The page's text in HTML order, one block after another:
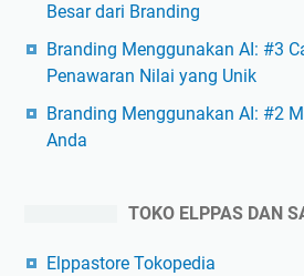
Besar dari Branding
Branding Menggunakan AI: #3
Penawaran Nilai yang Unik
Branding Menggunakan AI: #2
Anda
TOKO ELPPAS DAN
Elppastore Tokopedia